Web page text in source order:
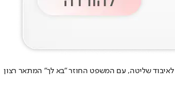
לאיבוד שליטה, עם המשפט החוזר "בא לך" המתאר רצון